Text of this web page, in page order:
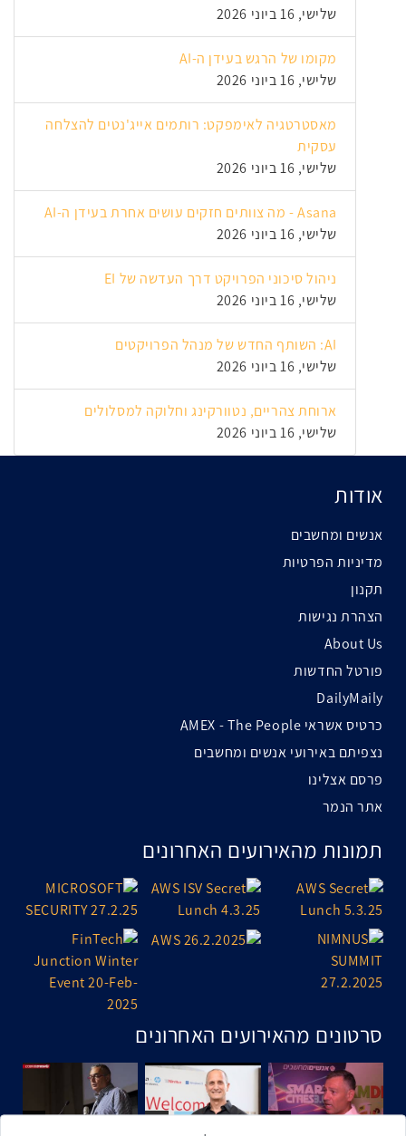
שלישי, 16 ביוני 2026
מקומו של הרגש בעידן ה-AI
שלישי, 16 ביוני 2026
מאסטרטגיה לאימפקט: רותמים אייג'נטים להצלחה
עסקית
שלישי, 16 ביוני 2026
Asana - מה צוותים חזקים עושים אחרת בעידן ה-AI
שלישי, 16 ביוני 2026
ניהול סיכוני הפרויקט דרך העדשה של EI
שלישי, 16 ביוני 2026
AI: השותף החדש של מנהל הפרויקטים
שלישי, 16 ביוני 2026
ארוחת צהריים, נטוורקינג וחלוקה למסלולים
שלישי, 16 ביוני 2026
אודות
אנשים ומחשבים
מדיניות הפרטיות
תקנון
הצהרת נגישות
About Us
פורטל החדשות
DailyMaily
כרטיס אשראי AMEX - The People
נצפיתם באירועי אנשים ומחשבים
פרסם אצלינו
אתר הנמר
תמונות מהאירועים האחרונים
סרטונים מהאירועים האחרונים
4:00
2:33
1:43